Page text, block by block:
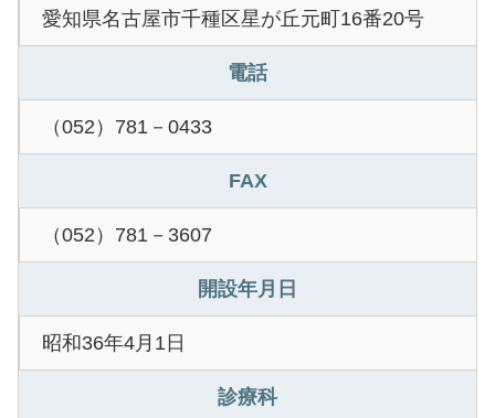
愛知県名古屋市千種区星が丘元町16番20号
電話
（052）781－0433
FAX
（052）781－3607
開設年月日
昭和36年4月1日
診療科